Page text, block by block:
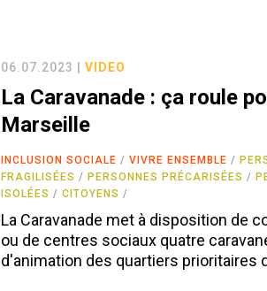
06.07.2023 |VIDEO
La Caravanade : ça roule
Marseille
INCLUSION SOCIALE VIVRE ENSEMBLE
FRAGILISÉES
PERSONNES PRÉCARISÉES
ISOLÉES
CITOYENS
La Caravanade met à disposition de
ou de centres sociaux quatre
d'animation des quartiers prioritaires